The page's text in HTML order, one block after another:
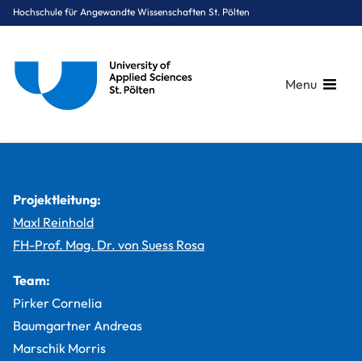
Hochschule für Angewandte Wissenschaften St. Pölten
Menu
Projektleitung:
Maxl Reinhold
FH-Prof. Mag. Dr. von Suess Rosa
Team:
Pirker Cornelia
Baumgartner Andreas
Marschik Morris